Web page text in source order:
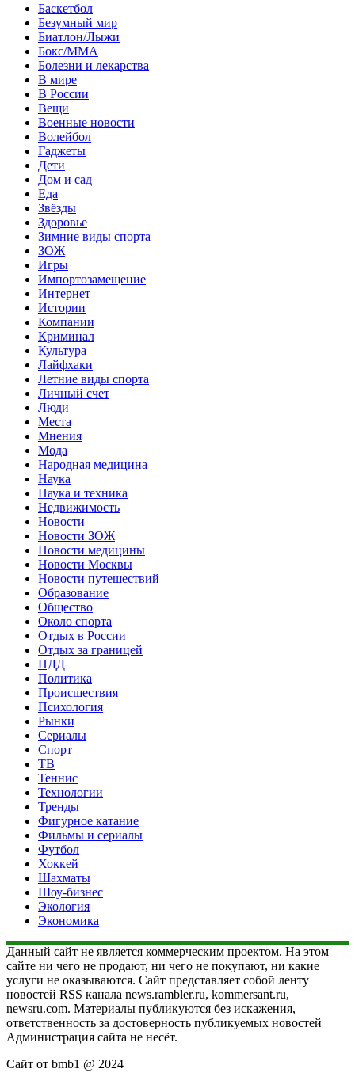
Баскетбол
Безумный мир
Биатлон/Лыжи
Бокс/MMA
Болезни и лекарства
В мире
В России
Вещи
Военные новости
Волейбол
Гаджеты
Дети
Дом и сад
Еда
Звёзды
Здоровье
Зимние виды спорта
ЗОЖ
Игры
Импортозамещение
Интернет
Истории
Компании
Криминал
Культура
Лайфхаки
Летние виды спорта
Личный счет
Люди
Места
Мнения
Мода
Народная медицина
Наука
Наука и техника
Недвижимость
Новости
Новости ЗОЖ
Новости медицины
Новости Москвы
Новости путешествий
Образование
Общество
Около спорта
Отдых в России
Отдых за границей
ПДД
Политика
Происшествия
Психология
Рынки
Сериалы
Спорт
ТВ
Теннис
Технологии
Тренды
Фигурное катание
Фильмы и сериалы
Футбол
Хоккей
Шахматы
Шоу-бизнес
Экология
Экономика
Данный сайт не является коммерческим проектом. На этом
сайте ни чего не продают, ни чего не покупают, ни какие
услуги не оказываются. Сайт представляет собой ленту
новостей RSS канала news.rambler.ru, kommersant.ru,
newsru.com. Материалы публикуются без искажения,
ответственность за достоверность публикуемых новостей
Администрация сайта не несёт.
Сайт от bmb1 @ 2024